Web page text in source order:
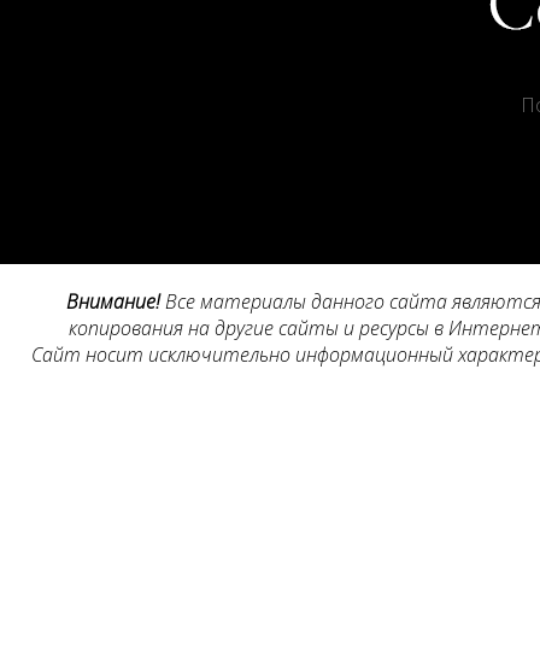
Внимание!Все материалы данного сайта
копирования на другие сайты и ресурсы в
Сайт носит исключительно информационный